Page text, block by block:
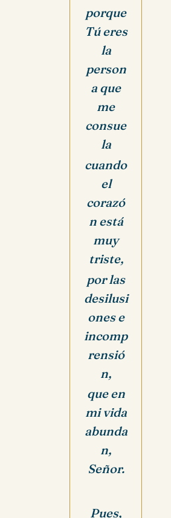
porque
Tú eres
la
person
a que
me
consue
la
cuando
el
corazó
n está
muy
triste,
por las
desilusi
ones e
incomp
rensió
n,
que en
mi vida
abunda
n,
Señor.
Pues,